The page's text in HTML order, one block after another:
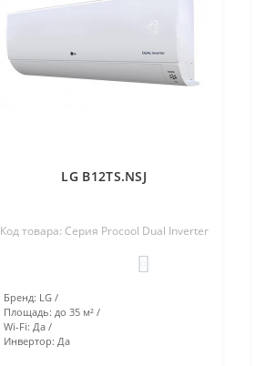
LG B12TS.NSJ
Код товара: Серия Procool Dual Inverter
Бренд: LG
Площадь: до 35 м²
Wi-Fi: Да
Инвертор: Да